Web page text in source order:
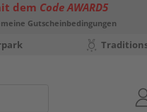
dem Code AWARD5
Gutscheinbedingungen